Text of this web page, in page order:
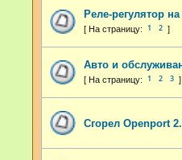
Реле-регулятор
1 2
Авто и
1 2 3
Сгорел Openport